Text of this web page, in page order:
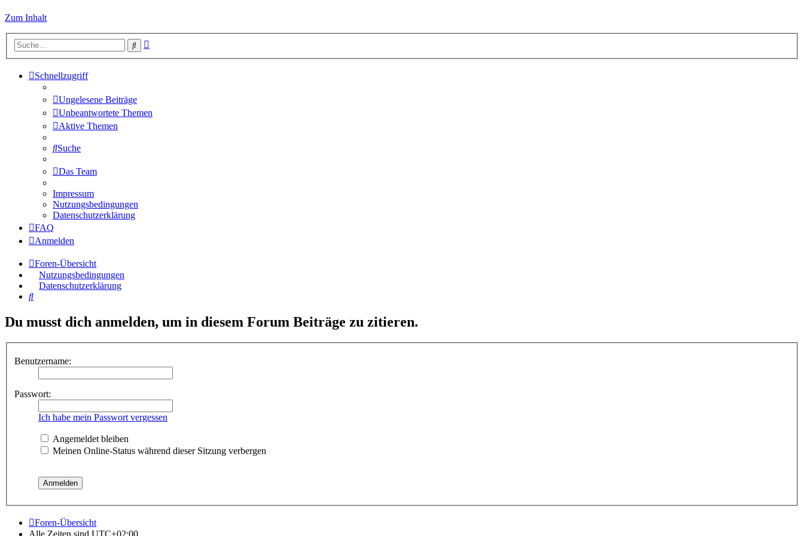
Zum Inhalt
Suche
Schnellzugriff
Ungelesene Beiträge
Unbeantwortete Themen
Aktive Themen
Suche
Das Team
Impressum
Nutzungsbedingungen
Datenschutzerklärung
FAQ
Anmelden
Foren-Übersicht
Nutzungsbedingungen
Datenschutzerklärung
Suche
Du musst dich anmelden, um in diesem Forum Beiträge zu zitieren.
Benutzername:
Passwort:
Ich habe mein Passwort vergessen
Angemeldet bleiben
Meinen Online-Status während dieser Sitzung verbergen
Foren-Übersicht